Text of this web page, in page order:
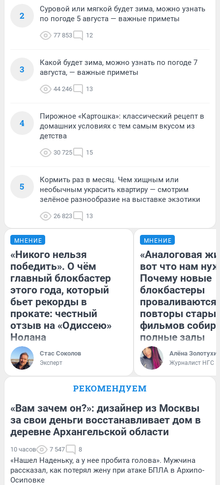
2
Суровой или мягкой будет зима, можно узнать
по погоде 5 августа — важные приметы
77 853 12
3
Какой будет зима, можно узнать по погоде 7
августа, — важные приметы
44 246 13
4
Пирожное «Картошка»: классический рецепт в
домашних условиях с тем самым вкусом из
детства
30 725 15
5
Кормить раз в месяц. Чем хищным или
необычным украсить квартиру — смотрим
зелёное разнообразие на выставке экзотики
26 823 13
МНЕНИЕ
«Никого нельзя
победить». О чём
главный блокбастер
этого года, который
бьет рекорды в
прокате: честный
отзыв на «Одиссею»
Нолана
Стас Соколов
Эксперт
МНЕНИЕ
«Аналоговая
вот что нам
Почему новые
блокбастеры
повторы
фильмов
полные залы
Алёна
Журналист НГС
РЕКОМЕНДУЕМ
«Вам зачем он?»: дизайнер из Москвы
за свои деньги восстанавливает дом в
деревне Архангельской области
10 часов 7 547 8
«Нашел Наденьку, а у нее пробита голова». Мужчина
рассказал, как потерял жену при атаке БПЛА в Архипо-
Осиповке